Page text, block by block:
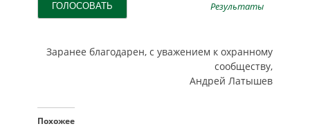
Результаты
Заранее благодарен, с уважением к охранному
сообществу,
Андрей Латышев
Похожее